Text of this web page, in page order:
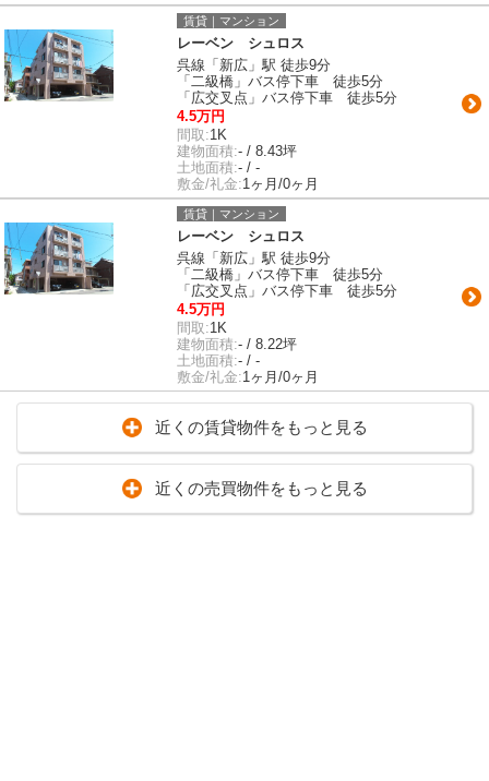
賃貸｜マンション
レーベン シュロス
呉線「新広」駅 徒歩9分
「二級橋」バス停下車 徒歩5分
「広交叉点」バス停下車 徒歩5分
4.5万円
間取:1K
建物面積:- / 8.43坪
土地面積:- / -
敷金/礼金:1ヶ月/0ヶ月
賃貸｜マンション
レーベン シュロス
呉線「新広」駅 徒歩9分
「二級橋」バス停下車 徒歩5分
「広交叉点」バス停下車 徒歩5分
4.5万円
間取:1K
建物面積:- / 8.22坪
土地面積:- / -
敷金/礼金:1ヶ月/0ヶ月
近くの賃貸物件をもっと見る
近くの売買物件をもっと見る